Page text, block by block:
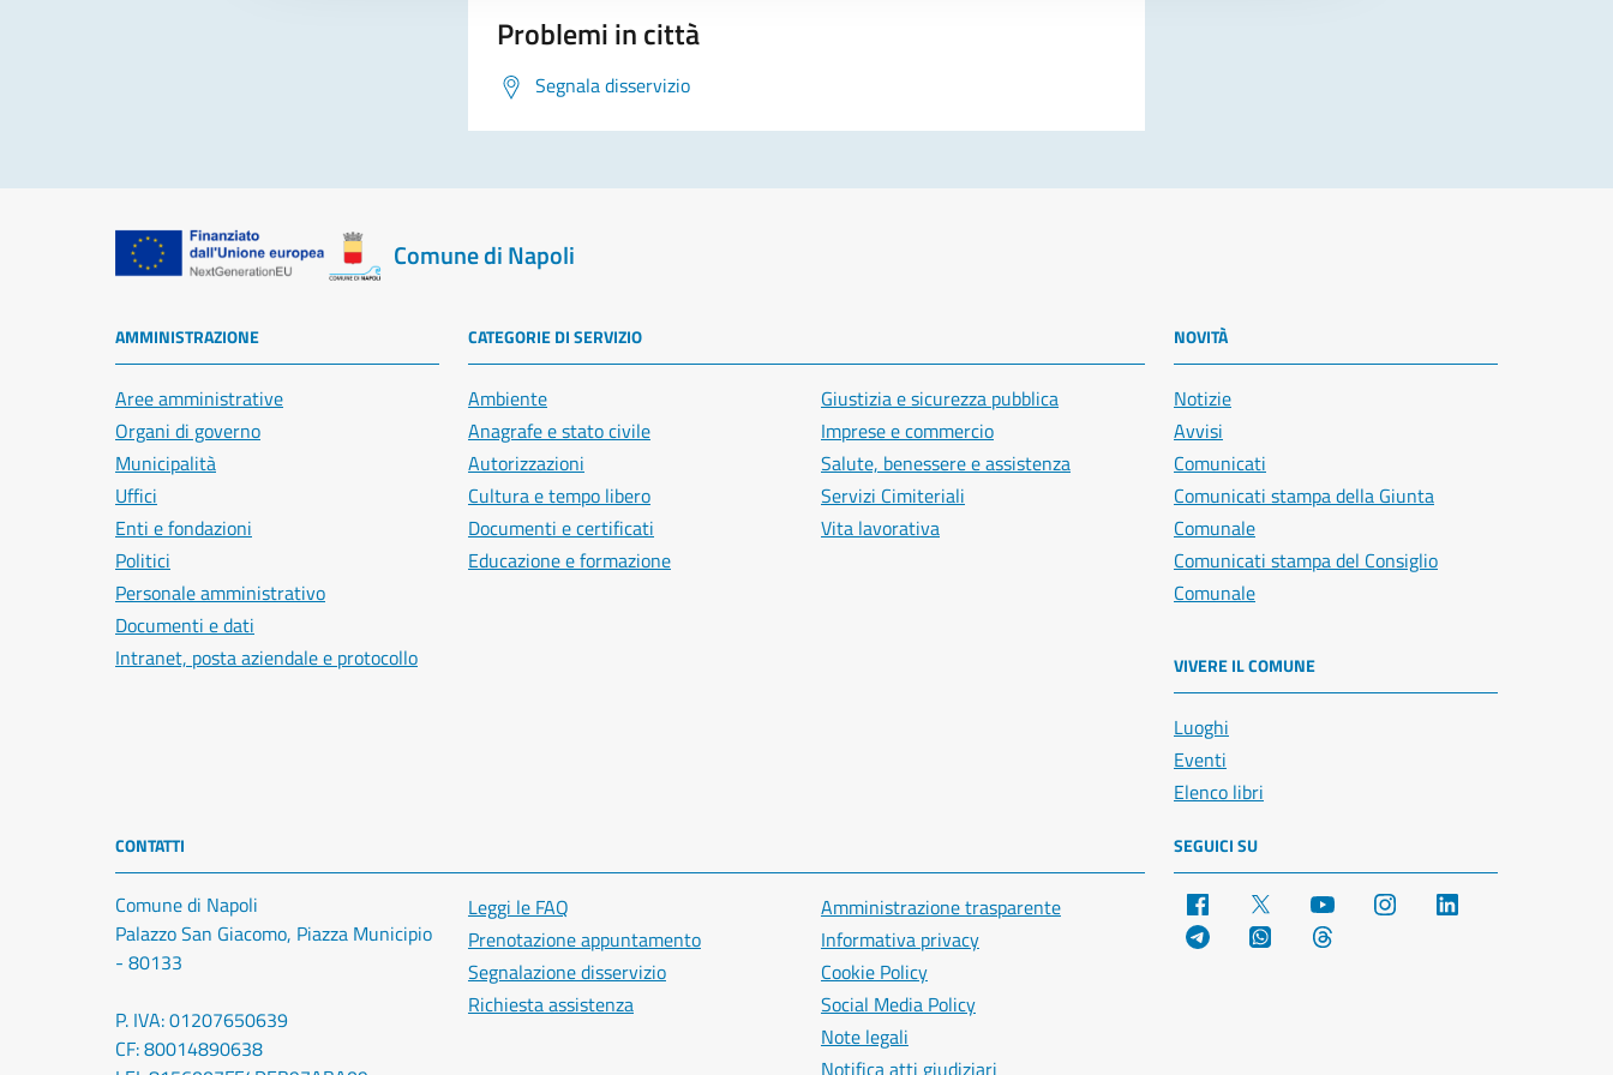
Problemi in città
Segnala disservizio
Comune di Napoli
AMMINISTRAZIONE
Aree amministrative
Organi di governo
Municipalità
Uffici
Enti e fondazioni
Politici
Personale amministrativo
Documenti e dati
Intranet, posta aziendale e protocollo
CATEGORIE DI SERVIZIO
Ambiente
Anagrafe e stato civile
Autorizzazioni
Cultura e tempo libero
Documenti e certificati
Educazione e formazione
Giustizia e sicurezza pubblica
Imprese e commercio
Salute, benessere e assistenza
Servizi Cimiteriali
Vita lavorativa
NOVITÀ
Notizie
Avvisi
Comunicati
Comunicati stampa della Giunta
Comunale
Comunicati stampa del Consiglio
Comunale
VIVERE IL COMUNE
Luoghi
Eventi
Elenco libri
CONTATTI
Comune di Napoli
Palazzo San Giacomo, Piazza Municipio
- 80133
P. IVA: 01207650639
CF: 80014890638
Leggi le FAQ
Prenotazione appuntamento
Segnalazione disservizio
Richiesta assistenza
Amministrazione trasparente
Informativa privacy
Cookie Policy
Social Media Policy
Note legali
SEGUICI SU
Facebook YouTube Instagram
Telegram WhatsApp